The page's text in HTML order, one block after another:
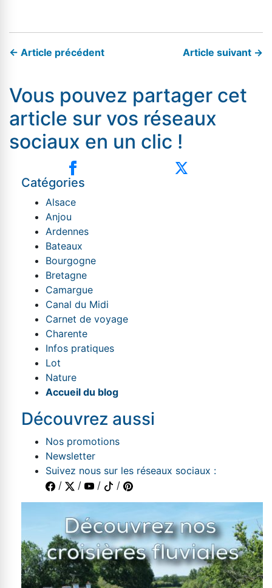
← Article précédent Article suivant →
Vous pouvez partager cet
article sur vos réseaux
sociaux en un clic !
Catégories
Alsace
Anjou
Ardennes
Bateaux
Bourgogne
Bretagne
Camargue
Canal du Midi
Carnet de voyage
Charente
Infos pratiques
Lot
Nature
Accueil du blog
Découvrez aussi
Nos promotions
Newsletter
Suivez nous sur les réseaux sociaux :
/
/ / /